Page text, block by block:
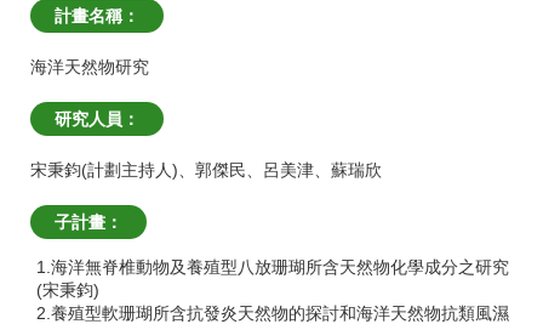
計畫名稱：
海洋天然物研究
研究人員：
宋秉鈞(計劃主持人) 郭傑民 呂美津 蘇瑞欣
子計畫：
1.海洋無脊椎動物及養殖型八放珊瑚所含天然物化學成分之研究
(宋秉鈞)
2.養殖型軟珊瑚所含抗發炎天然物的探討和海洋天然物抗類風濕